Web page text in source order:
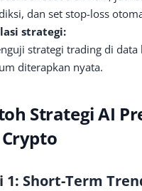
dan set stop-loss
strategi:
strategi trading di data
diterapkan nyata.
Strategi AI
1: Short-Term